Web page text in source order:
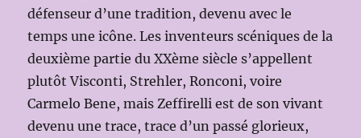
défenseur d’une tradition, devenu avec le
temps une icône. Les inventeurs scéniques de la
deuxième partie du XXème siècle s’appellent
plutôt Visconti, Strehler, Ronconi, voire
Carmelo Bene, mais Zeffirelli est de son vivant
devenu une trace, trace d’un passé glorieux,